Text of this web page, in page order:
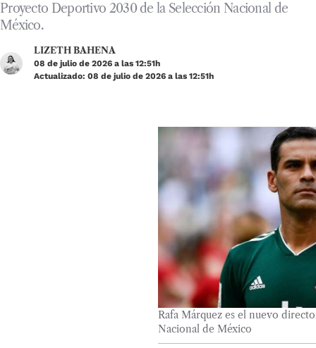
Proyecto Deportivo 2030 de la Selección Nacional de
México.
LIZETH BAHENA
08 de julio de 2026 a las 12:51h
Actualizado: 08 de julio de 2026 a las 12:51h
Rafa Márquez es el nuevo
Nacional de México